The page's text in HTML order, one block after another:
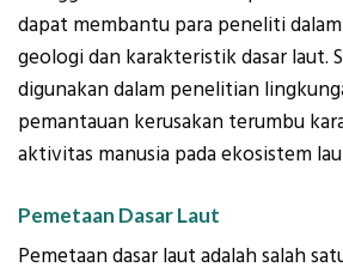
dapat membantu para peneliti
geologi dan karakteristik dasar laut.
digunakan dalam penelitian
pemantauan kerusakan terumbu
aktivitas manusia pada ekosistem
Pemetaan Dasar Laut
Pemetaan dasar laut adalah salah